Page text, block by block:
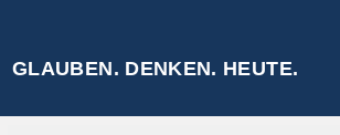
GLAUBEN. DENKEN. HEUTE.